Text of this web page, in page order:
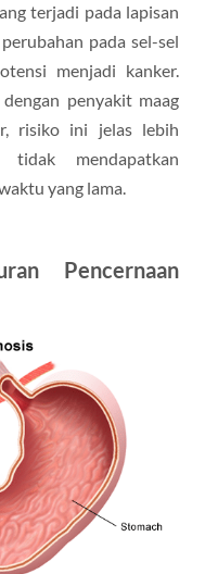
terjadi pada lapisan
pada sel-sel
menjadi kanker.
penyakit maag
risiko ini jelas lebih
mendapatkan
yang lama.
Pencernaan